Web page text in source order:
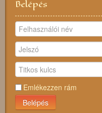
Belépés
Emlékezzen rám
Belépés